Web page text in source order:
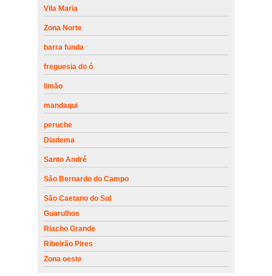
Vila Maria
Zona Norte
barra funda
freguesia do ó
limão
mandaqui
peruche
Diadema
Santo André
São Bernardo do Campo
São Caetano do Sul
Guarulhos
Riacho Grande
Ribeirão Pires
Zona oeste